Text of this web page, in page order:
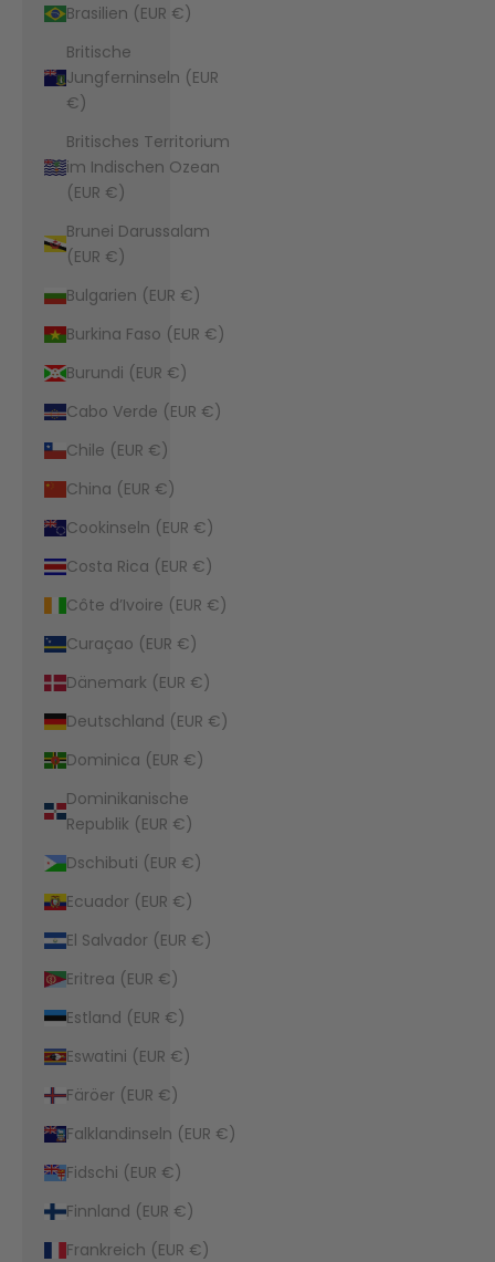
Brasilien (EUR €)
Britische
Jungferninseln (EUR
€)
Britisches Territorium
im Indischen Ozean
(EUR €)
Brunei Darussalam
(EUR €)
Bulgarien (EUR €)
Burkina Faso (EUR €)
Burundi (EUR €)
Cabo Verde (EUR €)
Chile (EUR €)
China (EUR €)
Cookinseln (EUR €)
Costa Rica (EUR €)
Côte d’Ivoire (EUR €)
Curaçao (EUR €)
Dänemark (EUR €)
Deutschland (EUR €)
Dominica (EUR €)
Dominikanische
Republik (EUR €)
Dschibuti (EUR €)
Ecuador (EUR €)
El Salvador (EUR €)
Eritrea (EUR €)
Estland (EUR €)
Eswatini (EUR €)
Färöer (EUR €)
Falklandinseln (EUR €)
Fidschi (EUR €)
Finnland (EUR €)
Frankreich (EUR €)